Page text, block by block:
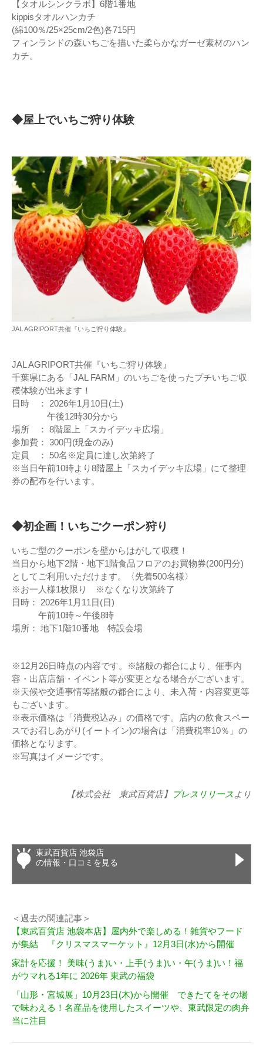
【タオルシンクラボ】6階1番地
kippisタオルハンカチ
(綿100％/25×25cm/2色)各715円
フィンランドの森いちごを描いた柔らかなガーゼ素材のハン
カチ。
◆屋上でいちご狩り体験
JAL AGRIPORT共催『いちご狩り体験』
JAL AGRIPORT共催『いちご狩り体験』
千葉県にある「JAL FARM」のいちごを使ったプチいちご収
穫体験が出来ます！
日時 ： 2026年1月10日(土)
午後12時30分から
場所 ： 8階屋上「スカイデッキ広場」
参加費： 300円(現金のみ)
定員 ： 50名※定員に達し次第終了
※当日午前10時より8階屋上「スカイデッキ広場」にて整理
券の配布を行います。
◆初企画！いちごクーポン狩り
いちご型のクーポンを壁からはがして収穫！
当日から地下2階・地下1階食品フロアのお買物券(200円分)
としてご利用いただけます。〈先着500名様〉
※お一人様1枚限り ※なくなり次第終了
日時： 2026年1月11日(日)
午前10時～午後8時
場所： 地下1階10番地 特設会場
※12月26日時点の内容です。※諸般の都合により、催事内
容・出店店舗・イベント等が変更となる場合がございます。
※天候や交通事情等諸般の都合により、未入荷・内容変更等
もございます。
※表示価格は「消費税込み」の価格です。店内の飲食スペー
スでお召しあがり(イートイン)の場合は「消費税率10％」の
価格となります。
※写真はイメージです。
【株式会社 東武百貨店】 プレスリリースより
東武百貨店 池袋店
の情報・口コミを見る
＜過去の関連記事＞
【東武百貨店 池袋本店】屋内外で楽しめる！雑貨やフード
が集結 『クリスマスマーケット』12月3日(水)から開催
家計を応援！ 美味(うま)い・上手(うま)い・午(うま)い！福
がウマれる1年に 2026年 東武の福袋
「山形・宮城展」10月23日(木)から開催 できたてをその場
で味わえる！名産品を使用したスイーツや、東武限定の肉弁
当に注目